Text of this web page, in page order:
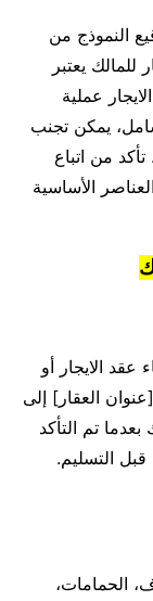
النموذج من
يعتبر
عملية
يمكن تجنب
من اتباع
الأساسية
عقد الايجار أو
العقار] إلى
تم التأكد
التسليم.
الحمامات،